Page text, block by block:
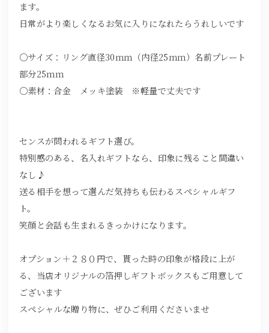
ます。
日常がより楽しくなるお気に入りになれたらうれしいです
〇サイズ：リング直径30ｍｍ（内径25ｍｍ）名前プレート
部分25ｍｍ
〇素材：合金 メッキ塗装 ※軽量で丈夫です
センスが問われるギフト選び。
特別感のある、名入れギフトなら、印象に残ること間違い
なし♪
送る相手を想って選んだ気持ちも伝わるスペシャルギフ
ト。
笑顔と会話も生まれるきっかけになります。
オプション＋２８０円で、貰った時の印象が格段に上が
る、当店オリジナルの箔押しギフトボックスもご用意して
ございます
スペシャルな贈り物に、ぜひご利用くださいませ